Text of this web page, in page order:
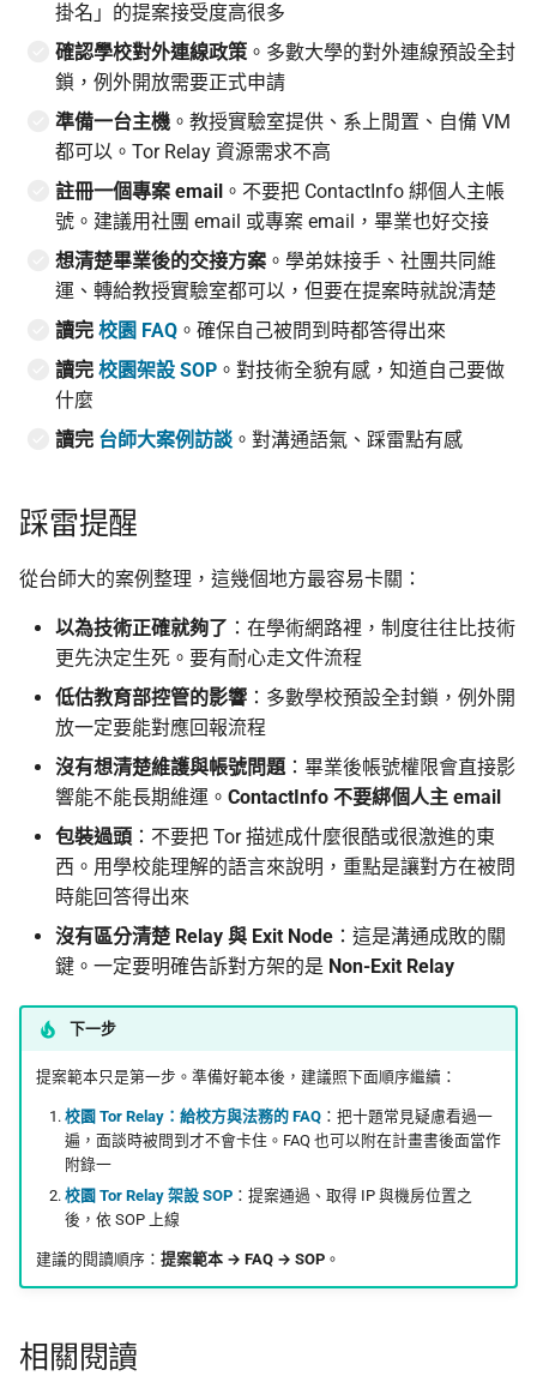
掛名」的提案接受度高很多
確認學校對外連線政策。多數大學的對外連線預設全封
鎖，例外開放需要正式申請
準備一台主機 。教授實驗室提供、系上閒置、自備 VM
都可以。Tor Relay 資源需求不高
註冊一個專案 email 。不要把 ContactInfo 綁個人主帳
號。建議用社團 email 或專案 email，畢業也好交接
想清楚畢業後的交接方案 。學弟妹接手、社團共同維
運、轉給教授實驗室都可以，但要在提案時就說清楚
讀完 校園 FAQ 。確保自己被問到時都答得出來
讀完 校園架設 SOP 。對技術全貌有感，知道自己要做
什麼
讀完 台師大案例訪談 。對溝通語氣、踩雷點有感
踩雷提醒
從台師大的案例整理，這幾個地方最容易卡關：
以為技術正確就夠了 ：在學術網路裡，制度往往比技術
更先決定生死。要有耐心走文件流程
低估教育部控管的影響 ：多數學校預設全封鎖，例外開
放一定要能對應回報流程
沒有想清楚維護與帳號問題：畢業後帳號權限會直接影
響能不能長期維運。 ContactInfo 不要綁個人主 email
包裝過頭 ：不要把 Tor 描述成什麼很酷或很激進的東
西。用學校能理解的語言來說明，重點是讓對方在被問
時能回答得出來
沒有區分清楚 Relay 與 Exit Node ：這是溝通成敗的關
鍵。一定要明確告訴對方架的是 Non-Exit Relay
下一步
提案範本只是第一步。準備好範本後，建議照下面順序繼續：
校園 Tor Relay：給校方與法務的 FAQ：把十題常見疑慮看過一
遍，面談時被問到才不會卡住。FAQ 也可以附在計畫書後面當作
附錄一
校園 Tor Relay 架設 SOP：提案通過、取得 IP 與機房位置之
後，依 SOP 上線
建議的閱讀順序： 提案範本 → FAQ → SOP。
相關閱讀